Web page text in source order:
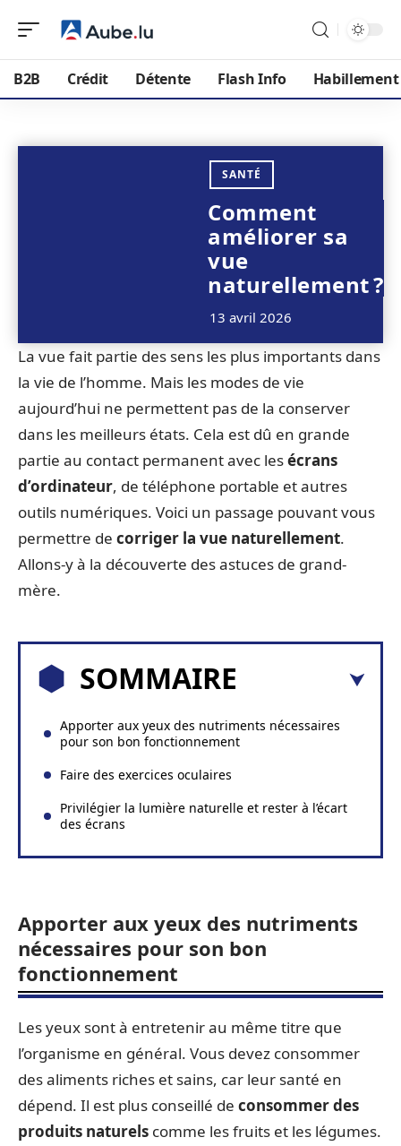
B2B Crédit Détente Flash Info Habillement
SANTÉ
Comment
améliorer sa
vue
naturellement ?
13 avril 2026
La vue fait partie des sens les plus importants dans
la vie de l’homme. Mais les modes de vie
aujourd’hui ne permettent pas de la conserver
dans les meilleurs états. Cela est dû en grande
partie au contact permanent avec lesécrans
d’ordinateur, de téléphone portable et autres
outils numériques. Voici un passage pouvant vous
permettre de corriger la vue naturellement.
Allons-y à la découverte des astuces de grand-
mère.
SOMMAIRE
Apporter aux yeux des nutriments nécessaires
pour son bon fonctionnement
Faire des exercices oculaires
Privilégier la lumière naturelle et rester à l’écart
des écrans
Apporter aux yeux des nutriments
nécessaires pour son bon
fonctionnement
Les yeux sont à entretenir au même titre que
l’organisme en général. Vous devez consommer
des aliments riches et sains, car leur santé en
dépend. Il est plus conseillé de consommer des
produits naturels comme les fruits et les légumes.